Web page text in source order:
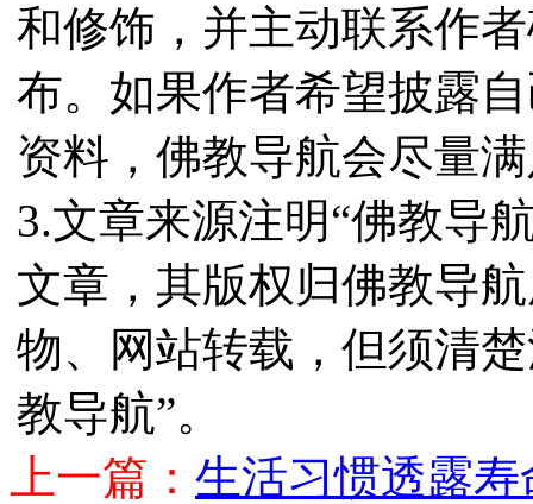
和修饰，并主动联系作
布。如果作者希望披露
资料，佛教导航会尽量
3.文章来源注明“佛教导
文章，其版权归佛教导
物、网站转载，但须清
教导航”。
上一篇： 生活习惯透露